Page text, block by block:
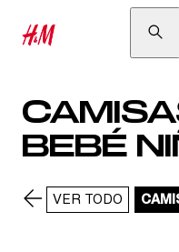
BEBÉ
VER TODO